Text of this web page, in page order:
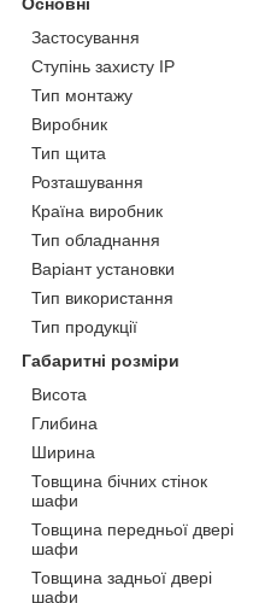
Застосування
Ступінь захисту IP
Тип монтажу
Виробник
Тип щита
Розташування
Країна виробник
Тип обладнання
Варіант установки
Тип використання
Тип продукції
Габаритні розміри
Висота
Глибина
Ширина
Товщина бічних стінок
шафи
Товщина передньої двері
шафи
Товщина задньої двері
шафи